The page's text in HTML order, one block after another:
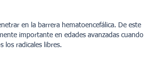
en la barrera hematoencefálica. De este
importante en edades avanzadas cuando
los radicales libres.